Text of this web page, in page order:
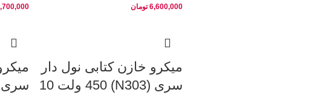
6,600,000 تومان
میکرو خازن کتابی نول دار
سری (N303) 450 ولت 10